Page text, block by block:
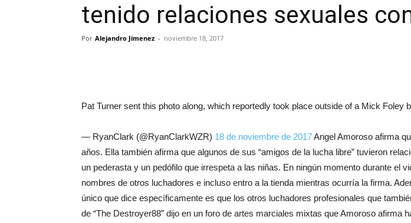
tenido relaciones sexuales
Por Alejandro Jimenez - noviembre 18, 2017
Pat Turner sent this photo along, which reportedly took place outside of a Mick Foley
— RyanClark (@RyanClarkWZR) 18 de noviembre de 2017Angel Amoroso afirma
años. Ella también afirma que algunos de sus “amigos de la lucha libre” tuvieron
un pederasta y un pedófilo que irrespeta a las niñas. En ningún momento durante el
nombres de otros luchadores e incluso entro a la tienda mientras ocurría la firma.
único que dice específicamente es que los otros luchadores profesionales que
de “The Destroyer88” dijo en un foro de artes marciales mixtas que Amoroso